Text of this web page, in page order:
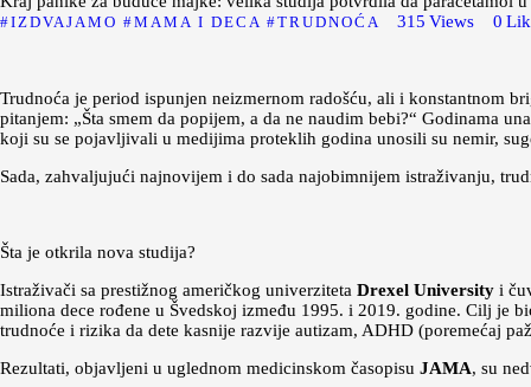
IZDVAJAMO MAMA I DECA TRUDNOĆA 315 Views 0
Trudnoća je period ispunjen neizmernom radošću, ali i konstantnom
pitanjem: „Šta smem da popijem, a da ne naudim bebi?“ Godinama
koji su se pojavljivali u medijima proteklih godina unosili su nemir,
Sada, zahvaljujući najnovijem i do sada najobimnijem istraživanju,
Šta je otkrila nova studija?
Istraživači sa prestižnog američkog univerziteta Drexel University i
miliona dece rođene u Švedskoj između 1995. i 2019. godine. Cilj je
trudnoće i rizika da dete kasnije razvije autizam, ADHD (poremećaj
Rezultati, objavljeni u uglednom medicinskom časopisu JAMA, su